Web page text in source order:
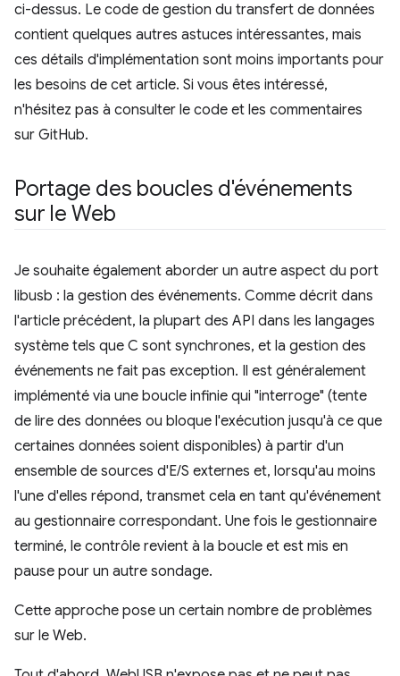
ci-dessus. Le code de gestion du transfert de données
contient quelques autres astuces intéressantes, mais
ces détails d'implémentation sont moins importants pour
les besoins de cet article. Si vous êtes intéressé,
n'hésitez pas à consulter le code et les commentaires
sur GitHub.
Portage des boucles d'événements
sur le Web
Je souhaite également aborder un autre aspect du port
libusb : la gestion des événements. Comme décrit dans
l'article précédent, la plupart des API dans les langages
système tels que C sont synchrones, et la gestion des
événements ne fait pas exception. Il est généralement
implémenté via une boucle infinie qui "interroge" (tente
de lire des données ou bloque l'exécution jusqu'à ce que
certaines données soient disponibles) à partir d'un
ensemble de sources d'E/S externes et, lorsqu'au moins
l'une d'elles répond, transmet cela en tant qu'événement
au gestionnaire correspondant. Une fois le gestionnaire
terminé, le contrôle revient à la boucle et est mis en
pause pour un autre sondage.
Cette approche pose un certain nombre de problèmes
sur le Web.